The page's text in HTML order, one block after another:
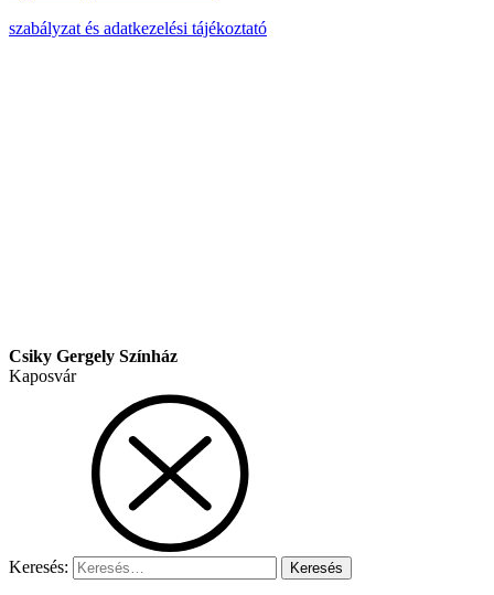
szabályzat és adatkezelési tájékoztató
Csiky Gergely Színház
Kaposvár
Keresés: